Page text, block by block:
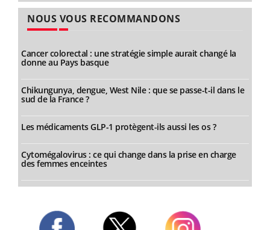
NOUS VOUS RECOMMANDONS
Cancer colorectal : une stratégie simple aurait changé la
donne au Pays basque
Chikungunya, dengue, West Nile : que se passe-t-il dans le
sud de la France ?
Les médicaments GLP-1 protègent-ils aussi les os ?
Cytomégalovirus : ce qui change dans la prise en charge
des femmes enceintes